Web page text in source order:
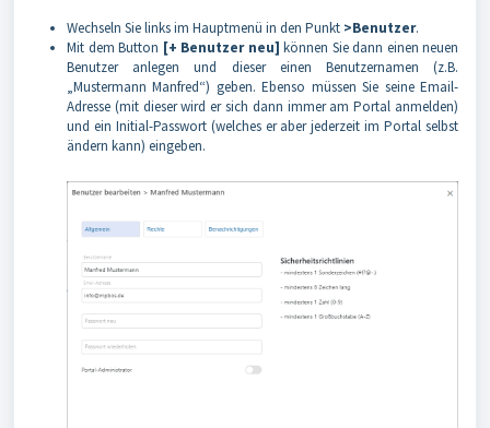
Wechseln Sie links im Hauptmenü in den Punkt >Benutzer.
Mit dem Button [+ Benutzer neu] können Sie dann einen neuen
Benutzer anlegen und dieser einen Benutzernamen (z.B.
„Mustermann Manfred“) geben. Ebenso müssen Sie seine Email-
Adresse (mit dieser wird er sich dann immer am Portal anmelden)
und ein Initial-Passwort (welches er aber jederzeit im Portal selbst
ändern kann) eingeben.